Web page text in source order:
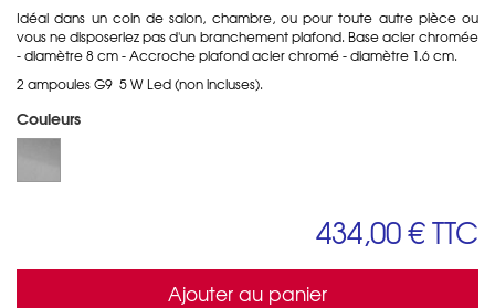
Idéal dans un coin de salon, chambre, ou pour toute autre pièce ou
vous ne disposeriez pas d'un branchement plafond. Base acier chromée
- diamètre 8 cm - Accroche plafond acier chromé - diamètre 1.6 cm.
2 ampoules G9 5 W Led (non incluses).
Couleurs
434,00 €TTC
Ajouter au panier